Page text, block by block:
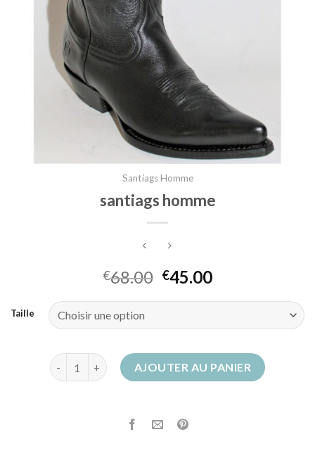
Santiags Homme
santiags homme
€68.00 €45.00
Taille
quantité de santiags hommeAJOUTER AU PANIER